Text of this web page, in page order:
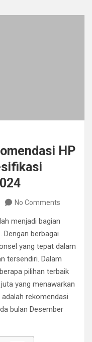
HP
No Comments
menjadi bagian
Dengan berbagai
yang tepat dalam
tersendiri. Dalam
pilihan terbaik
yang menawarkan
rekomendasi
bulan Desember